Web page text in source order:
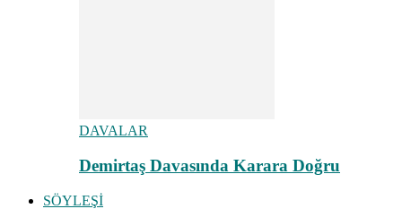
DAVALAR
Demirtaş Davasında Karara Doğru
SÖYLEŞİ